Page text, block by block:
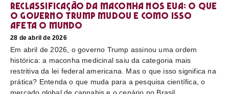
Reclassificação da maconha nos EUA: o que
o governo Trump mudou e como isso
afeta o mundo
28 de abril de 2026
Em abril de 2026, o governo Trump assinou uma ordem
histórica: a maconha medicinal saiu da categoria mais
restritiva da lei federal americana. Mas o que isso significa na
prática? Entenda o que muda para a pesquisa científica, o